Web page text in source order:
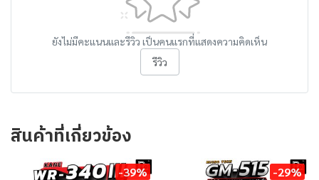
ยังไม่มีคะแนนและรีวิว เป็นคนแรกที่แสดงความคิดเห็น
รีวิว
สินค้าที่เกี่ยวข้อง
-39% -29%